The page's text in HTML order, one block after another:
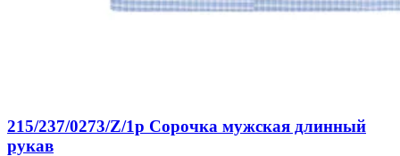
215/237/0273/Z/1p Сорочка мужская длинный
рукав